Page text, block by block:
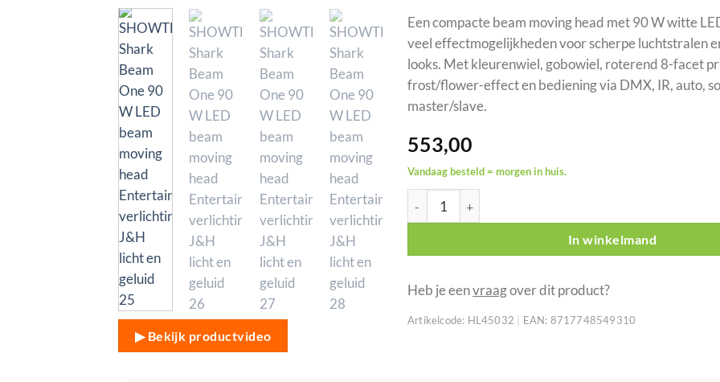
▶ Bekijk productvideo
Een compacte beam moving head met 90 W witte
veel effectmogelijkheden voor scherpe luchtstralen
looks. Met kleurenwiel, gobowiel, roterend 8-facet
frost/flower-effect en bediening via DMX, IR, auto,
master/slave.
553,00
Vandaag besteld = morgen in huis.
SHOWTEC Shark Beam One 90 W LED beam moving
In winkelmand
Heb je eenvraagover dit product?
Artikelcode: HL45032 EAN: 8717748549310